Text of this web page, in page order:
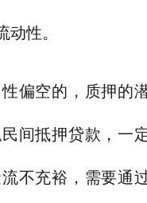
动性。
偏空的，质押的
间抵押贷款，一
不充裕，需要通